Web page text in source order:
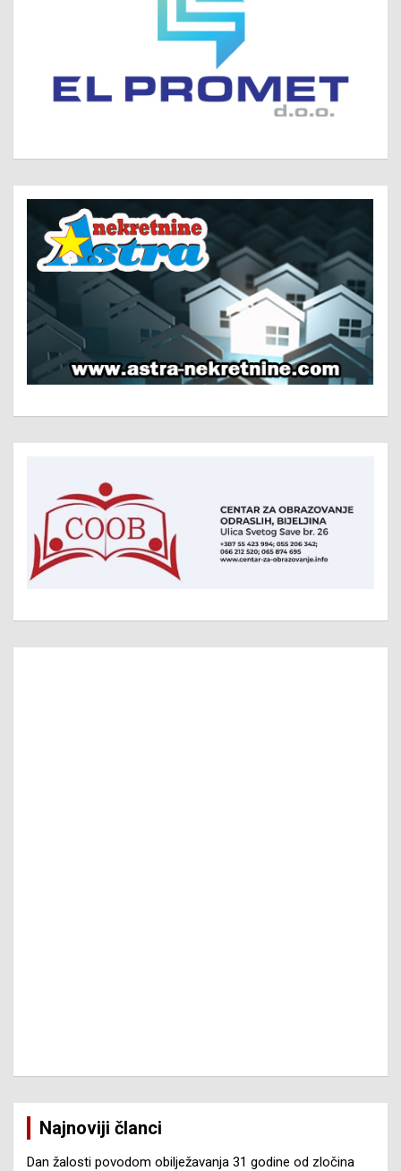
Najnoviji članci
Dan žalosti povodom obilježavanja 31 godine od zločina